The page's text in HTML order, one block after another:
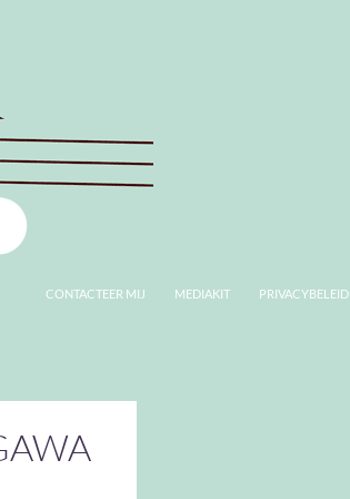
CONTACTEER MIJ MEDIAKIT PRIVACYBELEID